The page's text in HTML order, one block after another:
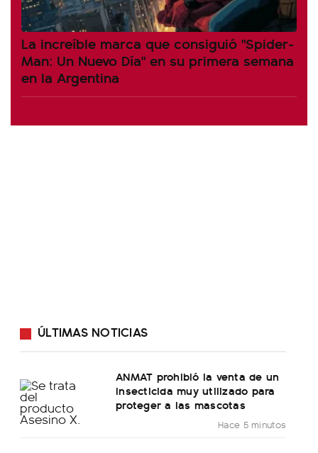
La increíble marca que consiguió "Spider-
Man: Un Nuevo Día" en su primera semana
en la Argentina
ÚLTIMAS NOTICIAS
ANMAT prohibió la venta de un
insecticida muy utilizado para
proteger a las mascotas
Hace 5 minutos